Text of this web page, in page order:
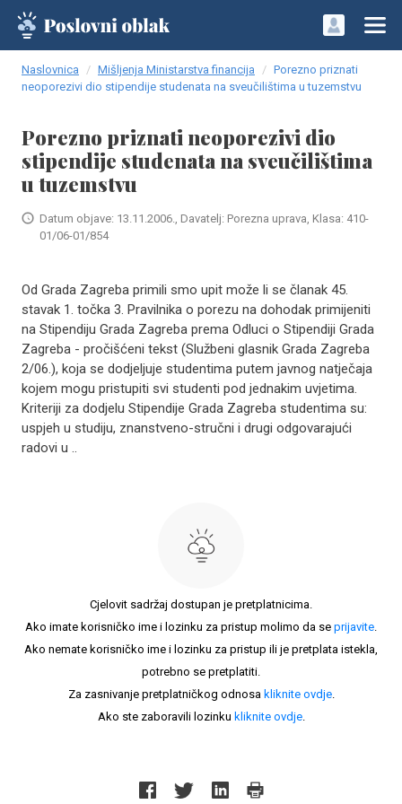
Naslovnica Mišljenja Ministarstva financija
Porezno priznati
neoporezivi dio stipendije studenata na sveučilištima u tuzemstvu
Porezno priznati neoporezivi dio
stipendije studenata na sveučilištima
u tuzemstvu
Datum objave: 13.11.2006., Davatelj: Porezna uprava, Klasa: 410-
01/06-01/854
Od Grada Zagreba primili smo upit može li se članak 45.
stavak 1. točka 3. Pravilnika o porezu na dohodak primijeniti
na Stipendiju Grada Zagreba prema Odluci o Stipendiji Grada
Zagreba - pročišćeni tekst (Službeni glasnik Grada Zagreba
2/06.), koja se dodjeljuje studentima putem javnog natječaja
kojem mogu pristupiti svi studenti pod jednakim uvjetima.
Kriteriji za dodjelu Stipendije Grada Zagreba studentima su:
uspjeh u studiju, znanstveno-stručni i drugi odgovarajući
radovi u ..
Cjelovit sadržaj dostupan je pretplatnicima.
Ako imate korisničko ime i lozinku za pristup molimo da se prijavite.
Ako nemate korisničko ime i lozinku za pristup ili je pretplata istekla,
potrebno se pretplatiti.
Za zasnivanje pretplatničkog odnosa kliknite ovdje.
Ako ste zaboravili lozinku kliknite ovdje.